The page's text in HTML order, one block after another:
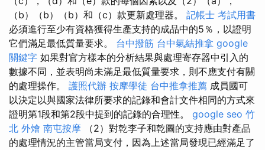
（b）（b）（b）和（c）款更新處理器。 記帳士 考試用書
必須進行至少有資格獲得生產支持的成品中的5％，以證明
它們滿足最低質量要求。 台中撥筋 台中氣結推拿 google
關鍵字 如果對官方樣本的分析結果與處理寄存器中引入的
數據不同，並表明尚未滿足最低質量要求，則不應支付有關
的處理操作。 護照代辦 按摩學徒 台中推拿推薦 成員國可
以決定以與國家法律所要求的記錄和會計文件相同的方式來
證明第1段和第2段中提到的記錄的合理性。 google seo 竹
北 外燴 南屯按摩 （2）對乾李子和乾圖的支持應由對產品
的處理情況的主管當局支付，因為上述當局發現已經滿足了